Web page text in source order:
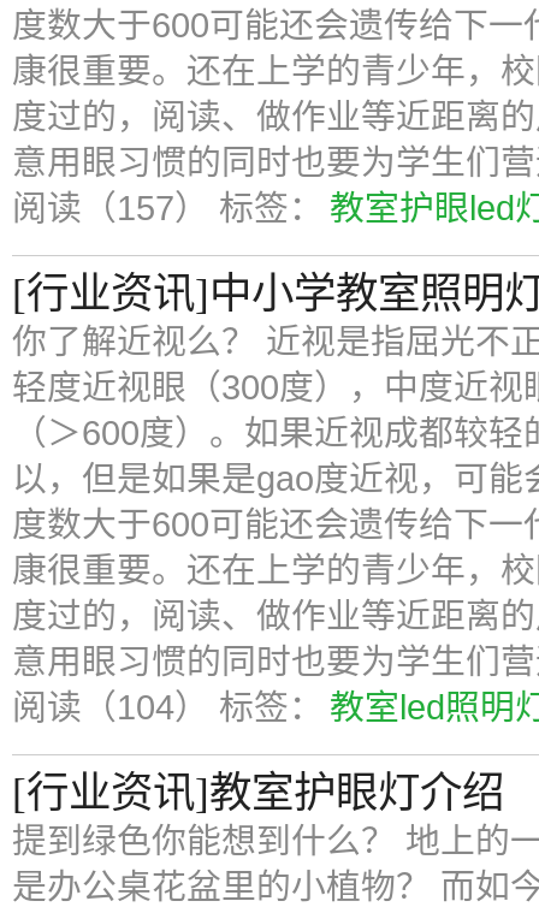
度数大于600可能还会遗传给下
康很重要。还在上学的青少年，
度过的，阅读、做作业等近距离
意用眼习惯的同时也要为学生们
阅读（157） 标签： 教室护眼led
[行业资讯]中小学教室照明
你了解近视么？ 近视是指屈光不
轻度近视眼（300度），中度近
（＞600度）。如果近视成都较
以，但是如果是gao度近视，可
度数大于600可能还会遗传给下
康很重要。还在上学的青少年，
度过的，阅读、做作业等近距离
意用眼习惯的同时也要为学生们
阅读（104） 标签： 教室led照明
[行业资讯]教室护眼灯介绍
提到绿色你能想到什么？ 地上的
是办公桌花盆里的小植物？ 而如